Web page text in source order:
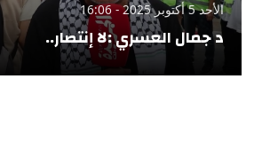
الأحد 5 أكتوبر 2025 - 16:06
د جمال العسري :لا إنتصار..